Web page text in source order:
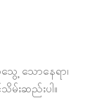
သောနေရာ၊
းဆည်းပါ။